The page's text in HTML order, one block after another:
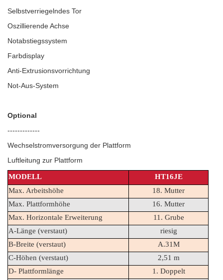
Selbstverriegelndes Tor
Oszillierende Achse
Notabstiegssystem
Farbdisplay
Anti-Extrusionsvorrichtung
Not-Aus-System
Optional
-------------
Wechselstromversorgung der Plattform
Luftleitung zur Plattform
MODELL
HT16JE
Max. Arbeitshöhe
18. Mutter
Max. Plattformhöhe
16. Mutter
Max. Horizontale Erweiterung
11. Grube
A-Länge (verstaut)
riesig
B-Breite (verstaut)
A.31M
C-Höhen (verstaut)
2,51 m
D- Plattformlänge
1. Doppelt